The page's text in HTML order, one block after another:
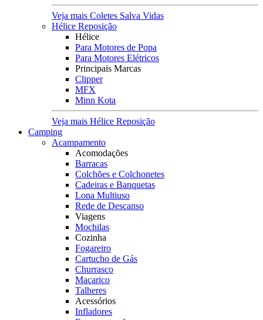
Veja mais Coletes Salva Vidas
Hélice Reposição
Hélice
Para Motores de Popa
Para Motores Elétricos
Principais Marcas
Clipper
MFX
Minn Kota
Veja mais Hélice Reposição
Camping
Acampamento
Acomodações
Barracas
Colchões e Colchonetes
Cadeiras e Banquetas
Lona Multiuso
Rede de Descanso
Viagens
Mochilas
Cozinha
Fogareiro
Cartucho de Gás
Churrasco
Maçarico
Talheres
Acessórios
Infladores